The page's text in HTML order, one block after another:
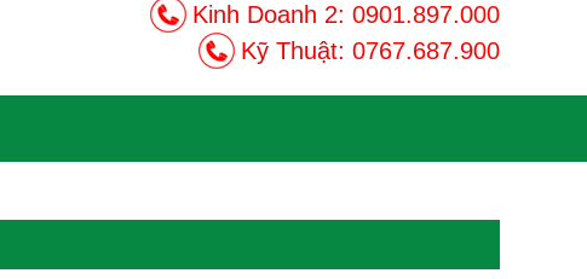
Kinh Doanh 2: 0901.897.000
Kỹ Thuật: 0767.687.900